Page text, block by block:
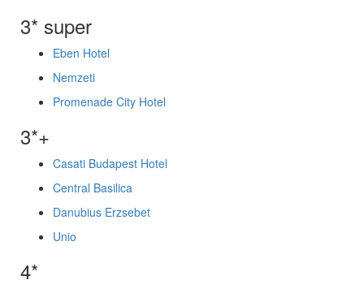
3* super
Eben Hotel
Nemzeti
Promenade City Hotel
3*+
Casati Budapest Hotel
Central Basilica
Danubius Erzsebet
Unio
4*